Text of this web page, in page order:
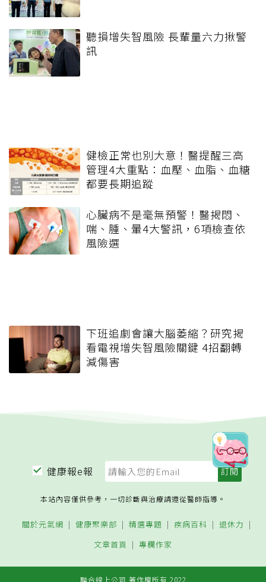
聽損增失智風險 長輩量六力揪警
訊
健檢正常也別大意！醫提醒三高
管理4大重點：血壓、血脂、血糖
都要長期追蹤
心臟病不是毫無預警！醫揭悶、
喘、腫、暈4大警訊，6項檢查依
風險選
下班追劇會讓大腦萎縮？研究揭
看電視增失智風險關鍵 4招翻轉
減傷害
健康報e報
本站內容僅供參考，一切診斷與治療請遵從醫師指導。
關於元氣網 健康聚樂部 精選專題 疾病百科
退休力
文章首頁
專欄作家
聯合線上公司 著作權所有 2022